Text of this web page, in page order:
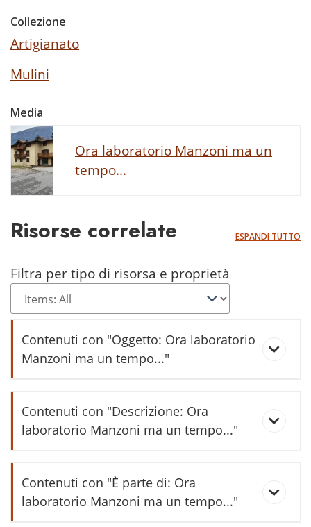
Collezione
Artigianato
Mulini
Media
Ora laboratorio Manzoni ma un
tempo...
Risorse correlate ESPANDI TUTTO
Filtra per tipo di risorsa e proprietà
Contenuti con "Oggetto: Ora laboratorio
Manzoni ma un tempo..."
sommacco
Contenuti con "Descrizione: Ora
laboratorio Manzoni ma un tempo..."
Al vecchio mulino
Contenuti con "È parte di: Ora
laboratorio Manzoni ma un tempo..."